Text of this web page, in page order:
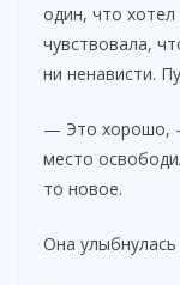
один, что
чувствовала,
ни ненависти.
— Это хорошо,
место
то новое.
Она